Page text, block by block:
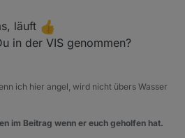
läuft
in der VIS genommen?
ich hier angel, wird nicht übers Wasser
im Beitrag wenn er euch geholfen hat.